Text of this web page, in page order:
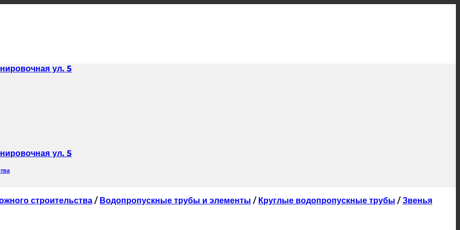
ул. 5
ул. 5
строительства / Водопропускные трубы и элементы / Круглые водопропускные трубы / Звенья